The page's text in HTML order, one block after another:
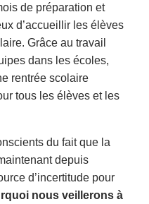
de préparation et
d’accueillir les élèves
Grâce au travail
dans les écoles,
rentrée scolaire
tous les élèves et les
du fait que la
depuis
d’incertitude pour
nous veillerons à